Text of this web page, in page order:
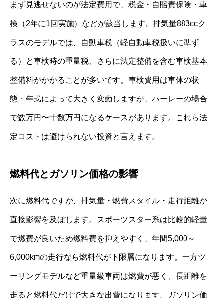
まず見逃せないのが法定費用で、税金・自賠責保険・車
検（2年に1回実施）などが該当します。排気量883ccク
ラスのモデルでは、自動車税（軽自動車税扱いに準ず
る）と車検時の重量税、さらに法定整備を含む車検基本
整備料がかかることが多いです。車検費用は車体の状
態・年式によって大きく変動しますが、ハーレーの場合
で数万円〜十数万円になるケースがあります。これら法
定コストは避けられない投資と言えます。
燃料代とガソリン価格の影響
次に燃料代ですが、排気量・燃費スタイル・走行距離が
直接影響を及ぼします。スポーツスター系は比較的軽量
で燃費が良いため燃料費を抑えやすく、年間5,000～
6,000kmの走行なら燃料代が下限層になります。一方ツ
ーリングモデルなど重量級車両は燃費が悪く、長距離を
走ると燃料代だけで大きな出費になります。ガソリン価